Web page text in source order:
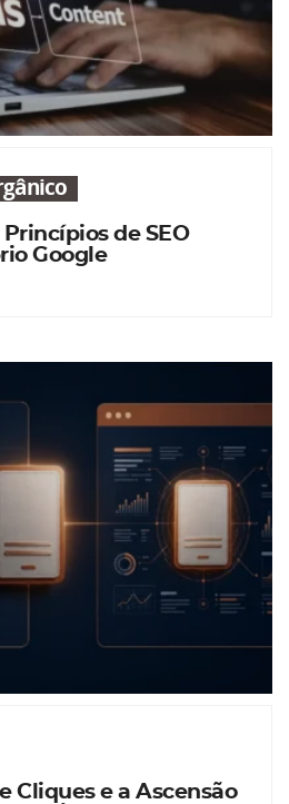
de SEO
Google
Cliques e a Ascensão